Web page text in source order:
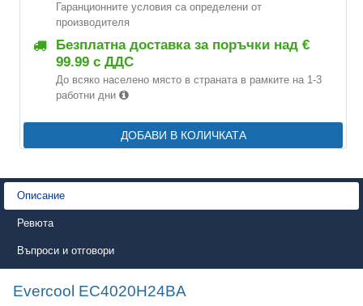
Гаранционните условия са определени от
производителя
Безплатна доставка за поръчки над €
99.99 с ДДС
До всяко населено място в страната в рамките на 1-3
работни дни
ДОБАВИ В КОЛИЧКАТА
Описание
Ревюта
Въпроси и отговори
Evercool EC4020H24BA